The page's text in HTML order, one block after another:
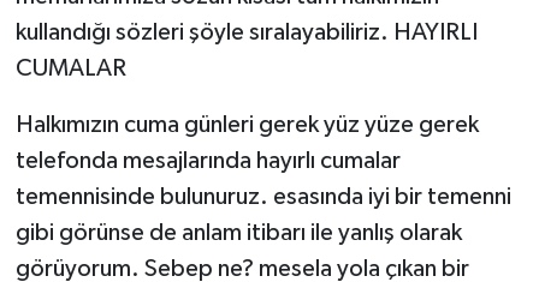
kullandığı sözleri şöyle sıralayabiliriz. HAYIRLI
CUMALAR
Halkımızın cuma günleri gerek yüz yüze gerek
telefonda mesajlarında hayırlı cumalar
temennisinde bulunuruz. esasında iyi bir temenni
gibi görünse de anlam itibarı ile yanlış olarak
görüyorum. Sebep ne? mesela yola çıkan bir